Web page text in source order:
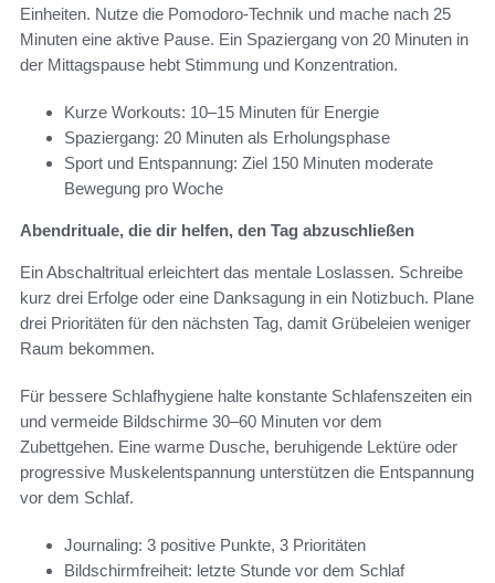
Einheiten. Nutze die Pomodoro-Technik und mache nach 25
Minuten eine aktive Pause. Ein Spaziergang von 20 Minuten in
der Mittagspause hebt Stimmung und Konzentration.
Kurze Workouts: 10–15 Minuten für Energie
Spaziergang: 20 Minuten als Erholungsphase
Sport und Entspannung: Ziel 150 Minuten moderate
Bewegung pro Woche
Abendrituale, die dir helfen, den Tag abzuschließen
Ein Abschaltritual erleichtert das mentale Loslassen. Schreibe
kurz drei Erfolge oder eine Danksagung in ein Notizbuch. Plane
drei Prioritäten für den nächsten Tag, damit Grübeleien weniger
Raum bekommen.
Für bessere Schlafhygiene halte konstante Schlafenszeiten ein
und vermeide Bildschirme 30–60 Minuten vor dem
Zubettgehen. Eine warme Dusche, beruhigende Lektüre oder
progressive Muskelentspannung unterstützen die Entspannung
vor dem Schlaf.
Journaling: 3 positive Punkte, 3 Prioritäten
Bildschirmfreiheit: letzte Stunde vor dem Schlaf